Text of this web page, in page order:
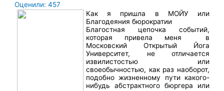
Оценили: 457
Как я пришла в МОЙУ или
Благодеяния бюрократии
Благостная цепочка событий,
которая привела меня в
Московский Открытый Йога
Университет, не отличается
извилистостью или
своеобычностью, как раз наоборот,
подобно жизненному пути какого-
нибудь абстрактного бюргера или